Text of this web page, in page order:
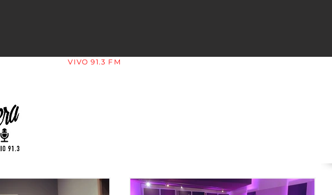
VIVO 91.3 FM